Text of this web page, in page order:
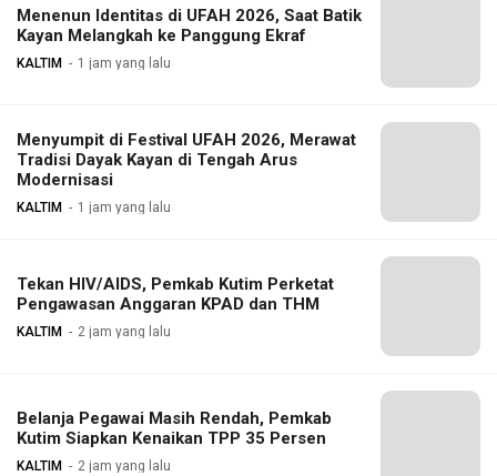
Menenun Identitas di UFAH 2026, Saat Batik
Kayan Melangkah ke Panggung Ekraf
KALTIM 1 jam yang lalu
Menyumpit di Festival UFAH 2026, Merawat
Tradisi Dayak Kayan di Tengah Arus
Modernisasi
KALTIM 1 jam yang lalu
Tekan HIV/AIDS, Pemkab Kutim Perketat
Pengawasan Anggaran KPAD dan THM
KALTIM 2 jam yang lalu
Belanja Pegawai Masih Rendah, Pemkab
Kutim Siapkan Kenaikan TPP 35 Persen
KALTIM 2 jam yang lalu